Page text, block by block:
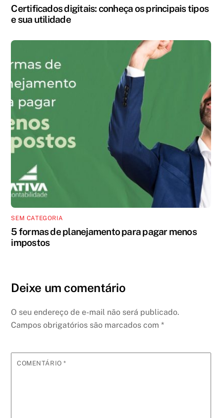
Certificados digitais: conheça os principais tipos
e sua utilidade
SEM CATEGORIA
5 formas de planejamento para pagar menos
impostos
Deixe um comentário
O seu endereço de e-mail não será publicado.
Campos obrigatórios são marcados com*
COMENTÁRIO*